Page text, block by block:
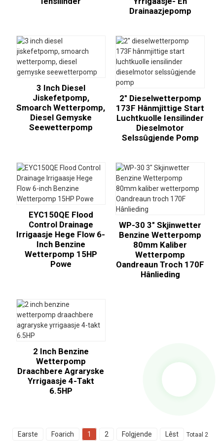
Drainaazjepomp
3 Inch Diesel
Jiskefetpomp,
Smoarch Wetterpomp,
Diesel Gemyske
Seewetterpomp
2″ Dieselwetterpomp
173F Hânmjittige Start
Luchtkuolle Iensilinder
Dieselmotor
Selssûgjende Pomp
EYC150QE Flood
Control Drainage
Irrigaasje Hege Flow 6-
Inch Benzine
Wetterpomp 15HP
Powe
WP-30 3" Skjinwetter
Benzine Wetterpomp
80mm Kaliber
Wetterpomp
Oandreaun Troch 170F
Hânlieding
2 Inch Benzine
Wetterpomp
Draachbere Agraryske
Yrrigaasje 4-Takt
6.5HP
Earste Foarich 1 2 Folgjende Lêst Totaal 2